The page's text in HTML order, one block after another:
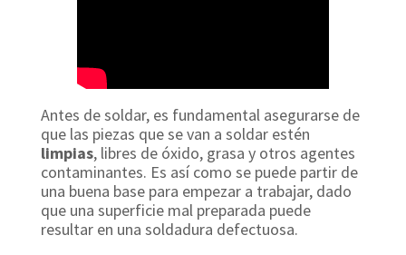
Antes de soldar, es fundamental asegurarse de
que las piezas que se van a soldar estén
limpias, libres de óxido, grasa y otros agentes
contaminantes. Es así como se puede partir de
una buena base para empezar a trabajar, dado
que una superficie mal preparada puede
resultar en una soldadura defectuosa.